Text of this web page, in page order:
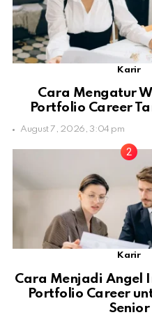
Karir
Cara Mengatur
Portfolio Career
August 7, 2026, 3:04 pm
Karir
Cara Menjadi Angel
Portfolio Career
Senior